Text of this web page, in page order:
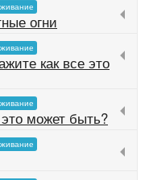
огни
как все это
может быть?